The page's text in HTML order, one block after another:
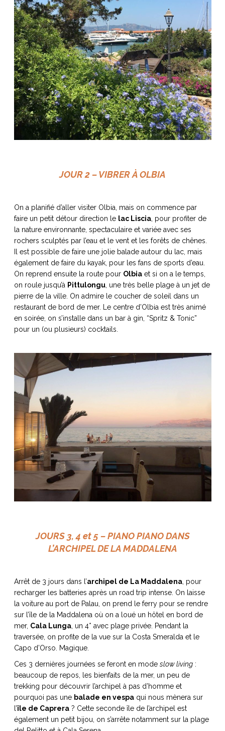
JOUR 2 – VIBRER À OLBIA
On a planifié d’aller visiter Olbia, mais on commence par
faire un petit détour direction le lac Liscia, pour profiter de
la nature environnante, spectaculaire et variée avec ses
rochers sculptés par l’eau et le vent et les forêts de chênes.
Il est possible de faire une jolie balade autour du lac, mais
également de faire du kayak, pour les fans de sports d’eau.
On reprend ensuite la route pour Olbiaet si on a le temps,
on roule jusqu’à Pittulongu, une très belle plage à un jet de
pierre de la ville. On admire le coucher de soleil dans un
restaurant de bord de mer. Le centre d’Olbia est très animé
en soirée, on s’installe dans un bar à gin, “Spritz & Tonic”
pour un (ou plusieurs) cocktails.
JOURS 3, 4 et 5 – PIANO PIANO DANS
L’ARCHIPEL DE LA MADDALENA
Arrêt de 3 jours dans l’archipel de La Maddalena, pour
recharger les batteries après un road trip intense. On laisse
la voiture au port de Palau, on prend le ferry pour se rendre
sur l’île de la Maddalena où on a loué un hôtel en bord de
mer, Cala Lunga, un 4* avec plage privée. Pendant la
traversée, on profite de la vue sur la Costa Smeralda et le
Capo d’Orso. Magique.
Ces 3 dernières journées se feront en mode slow living:
beaucoup de repos, les bienfaits de la mer, un peu de
trekking pour découvrir l’archipel à pas d’homme et
pourquoi pas une balade en vespaqui nous mènera sur
l’île de Caprera? Cette seconde île de l’archipel est
également un petit bijou, on s’arrête notamment sur la plage